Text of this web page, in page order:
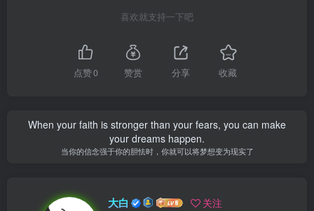
喜欢就支持一下吧
点赞0 赞赏 分享 收藏
When your faith is stronger than your fears, you can make
your dreams happen.
当你的信念强于你的胆怯时，你就可以将梦想变为现实了
大白 关注